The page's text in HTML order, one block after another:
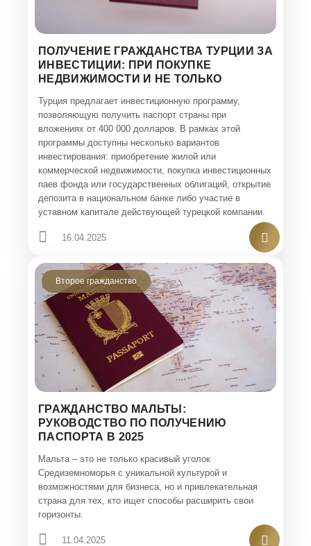
ПОЛУЧЕНИЕ ГРАЖДАНСТВА ТУРЦИИ ЗА
ИНВЕСТИЦИИ: ПРИ ПОКУПКЕ
НЕДВИЖИМОСТИ И НЕ ТОЛЬКО
Турция предлагает инвестиционную программу,
позволяющую получить паспорт страны при
вложениях от 400 000 долларов. В рамках этой
программы доступны несколько вариантов
инвестирования: приобретение жилой или
коммерческой недвижимости, покупка инвестиционных
паев фонда или государственных облигаций, открытие
депозита в национальном банке либо участие в
уставном капитале действующей турецкой компании.
16.04.2025
ГРАЖДАНСТВО МАЛЬТЫ:
РУКОВОДСТВО ПО ПОЛУЧЕНИЮ
ПАСПОРТА В 2025
Мальта – это не только красивый уголок
Средиземноморья с уникальной культурой и
возможностями для бизнеса, но и привлекательная
страна для тех, кто ищет способы расширить свои
горизонты.
11.04.2025
Второе гражданство